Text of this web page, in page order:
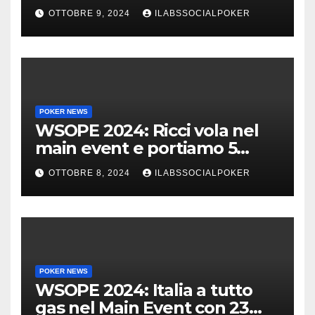
Main, vai Italia!!!
OTTOBRE 9, 2024 ILABSSOCIALPOKER
POKER NEWS
WSOPE 2024: Ricci vola nel
main event e portiamo 5
azzurri al day 4
OTTOBRE 8, 2024 ILABSSOCIALPOKER
POKER NEWS
WSOPE 2024: Italia a tutto
gas nel Main Event con 23